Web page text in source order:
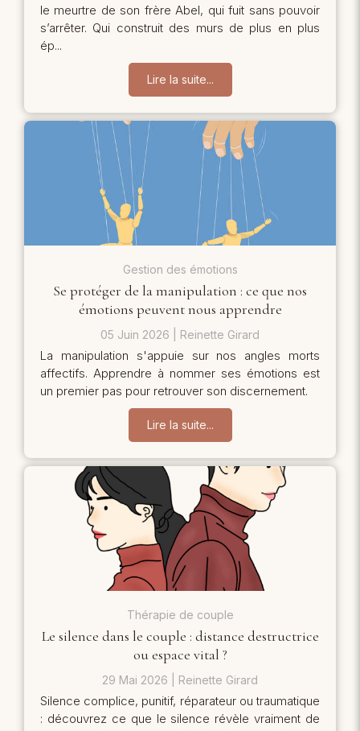
le meurtre de son frère Abel, qui fuit sans pouvoir
s’arrêter. Qui construit des murs de plus en plus
ép...
Lire la suite...
Gestion des émotions
Se protéger de la manipulation : ce que nos
émotions peuvent nous apprendre
05 Juin 2026 Reinette Girard
La manipulation s'appuie sur nos angles morts
affectifs. Apprendre à nommer ses émotions est
un premier pas pour retrouver son discernement.
Lire la suite...
Thérapie de couple
Le silence dans le couple : distance destructrice
ou espace vital ?
29 Mai 2026 Reinette Girard
Silence complice, punitif, réparateur ou traumatique
: découvrez ce que le silence révèle vraiment de